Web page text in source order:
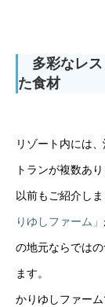
多彩なレス
た食材
リゾート内には
トランが複数あり
以前もご紹介し
りゆしファーム」
の地元ならでは
ます。
かりゆしファー